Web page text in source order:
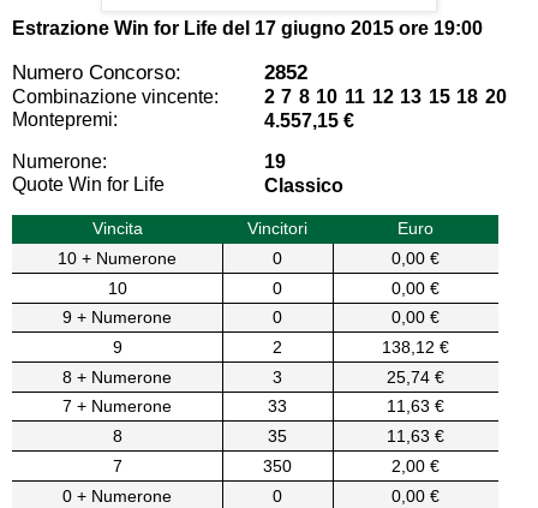
Estrazione Win for Life del 17 giugno 2015 ore 19:00
Numero Concorso: 2852
Combinazione vincente:
2 7 8 10 11 12 13 15 18 20
Montepremi:
4.557,15 €
Numerone:
19
Quote Win for Life
Classico
Vincita Vincitori
Euro
10 + Numerone
0
0,00 €
10
0
0,00 €
9 + Numerone
0
0,00 €
9
2
138,12 €
8 + Numerone
3
25,74 €
7 + Numerone
33
11,63 €
8
35
11,63 €
7
350
2,00 €
0 + Numerone
0
0,00 €